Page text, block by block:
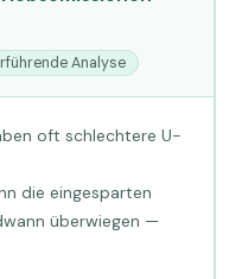
Analyse
oft schlechtere U-
die eingesparten
überwiegen —